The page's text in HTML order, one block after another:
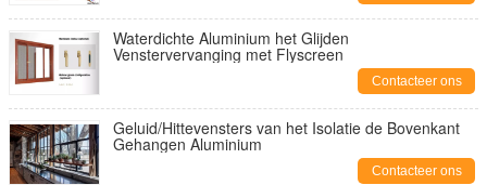
Waterdichte Aluminium het Glijden
Venstervervanging met Flyscreen
Contacteer ons
Geluid/Hittevensters van het Isolatie de Bovenkant
Gehangen Aluminium
Contacteer ons